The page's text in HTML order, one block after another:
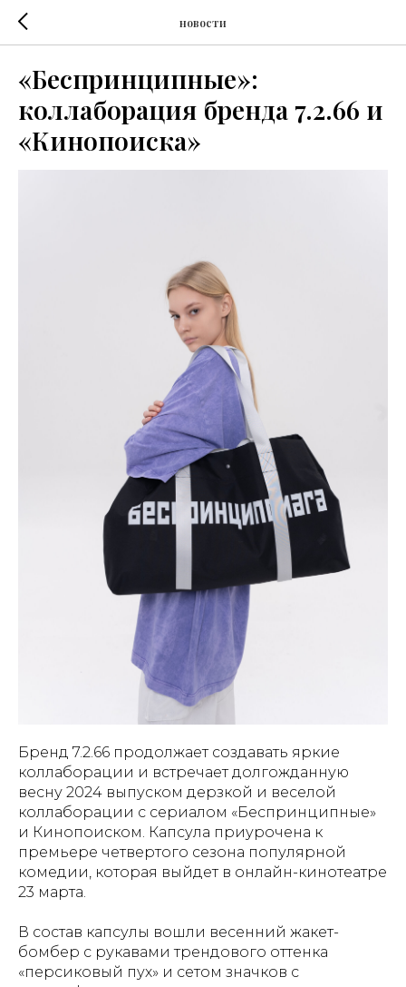
новости
«Беспринципные»:
коллаборация бренда 7.2.66 и
«Кинопоиска»
Бренд 7.2.66 продолжает создавать яркие
коллаборации и встречает долгожданную
весну 2024 выпуском дерзкой и веселой
коллаборации с сериалом «Беспринципные»
и Кинопоиском. Капсула приурочена к
премьере четвертого сезона популярной
комедии, которая выйдет в онлайн-кинотеатре
23 марта.
В состав капсулы вошли весенний жакет-
бомбер с рукавами трендового оттенка
«персиковый пух» и сетом значков с